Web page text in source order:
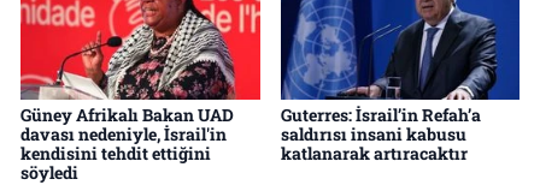
Güney Afrikalı Bakan UAD
davası nedeniyle, İsrail'in
kendisini tehdit ettiğini
söyledi
Guterres: İsrail’in Refah’a
saldırısı insani kabusu
katlanarak artıracaktır